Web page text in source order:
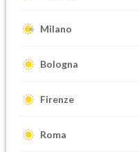
Milano
Bologna
Firenze
Roma